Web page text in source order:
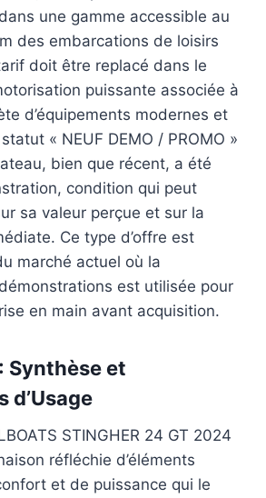
une gamme accessible au
des embarcations de loisirs
doit être replacé dans le
puissante associée à
d’équipements modernes et
« NEUF DEMO / PROMO »
bien que récent, a été
condition qui peut
sa valeur perçue et sur la
Ce type d’offre est
marché actuel où la
est utilisée pour
en main avant acquisition.
Synthèse et
d’Usage
STINGHER 24 GT 2024
réfléchie d’éléments
et de puissance qui le